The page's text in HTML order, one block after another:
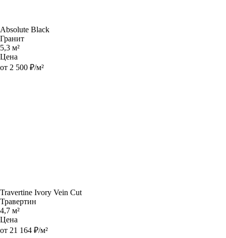
Absolute Black
Гранит
5,3 м²
Цена
от 2 500 ₽/м²
Travertine Ivory Vein Cut
Травертин
4,7 м²
Цена
от 21 164 ₽/м²